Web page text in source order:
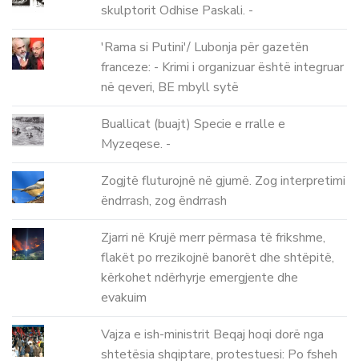
skulptorit Odhise Paskali. -
'Rama si Putini'/ Lubonja për gazetën
franceze: - Krimi i organizuar është integruar
në qeveri, BE mbyll sytë
Buallicat (buajt) Specie e rralle e
Myzeqese. -
Zogjtë fluturojnë në gjumë. Zog interpretimi
ëndrrash, zog ëndrrash
Zjarri në Krujë merr përmasa të frikshme,
flakët po rrezikojnë banorët dhe shtëpitë,
kërkohet ndërhyrje emergjente dhe
evakuim
Vajza e ish-ministrit Beqaj hoqi dorë nga
shtetësia shqiptare, protestuesi: Po fsheh